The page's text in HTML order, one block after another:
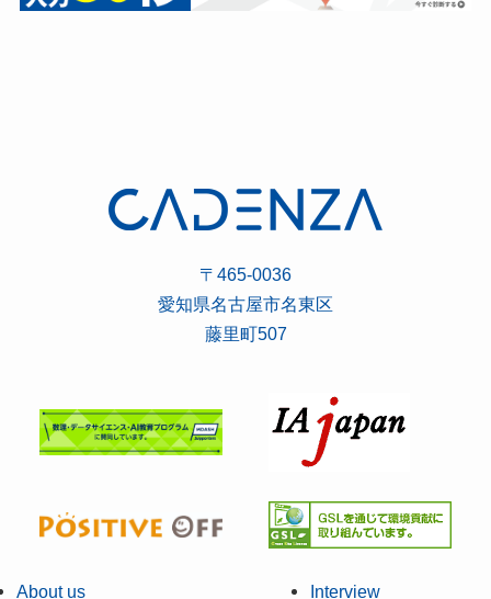
〒465-0036
愛知県名古屋市名東区
藤里町507
About us Interview